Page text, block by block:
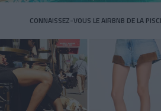
CONNAISSEZ-VOUS LE AIRBNB DE LA